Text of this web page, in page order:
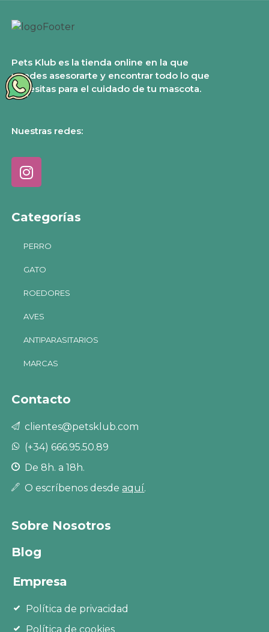
Pets Klub es la tienda online en la que
puedes asesorarte y encontrar todo lo que
necesitas para el cuidado de tu mascota.
Nuestras redes:
Categorías
PERRO
GATO
ROEDORES
AVES
ANTIPARASITARIOS
MARCAS
Contacto
clientes@petsklub.com
(+34) 666.95.50.89
De 8h. a 18h.
O escríbenos desdeaquí.
Sobre Nosotros
Blog
Empresa
Política de privacidad
Política de cookies